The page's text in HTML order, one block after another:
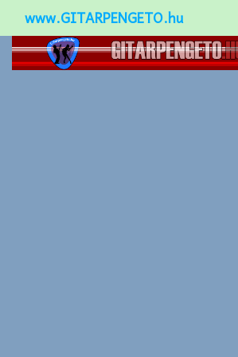
www.GITARPENGETO.hu
Népszerű-